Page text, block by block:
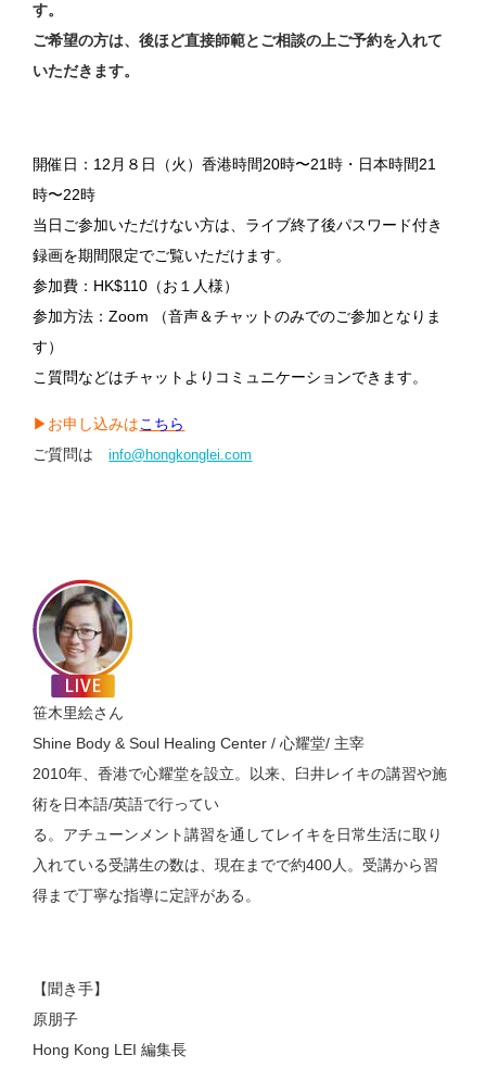
す。
ご希望の方は、後ほど直接師範とご相談の上ご予約を入れて
いただきます。
開催日：12月８日（火）香港時間20時〜21時・日本時間21
時〜22時
当日ご参加いただけない方は、ライブ終了後パスワード付き
録画を期間限定でご覧いただけます。
参加費：HK$110（お１人様）
参加方法：Zoom （音声＆チャットのみでのご参加となりま
す）
こ質問などはチャットよりコミュニケーションできます。
▶︎お申し込みはこちら
ご質問はinfo@hongkonglei.com
笹木里絵さん
Shine Body & Soul Healing Center / 心耀堂/ 主宰
2010年、香港で心耀堂を設立。以来、臼井レイキの講習や施
術を日本語/英語で行ってい
る。アチューンメント講習を通してレイキを日常生活に取り
入れている受講生の数は、現在までで約400人。受講から習
得まで丁寧な指導に定評がある。
【聞き手】
原朋子
Hong Kong LEI 編集長